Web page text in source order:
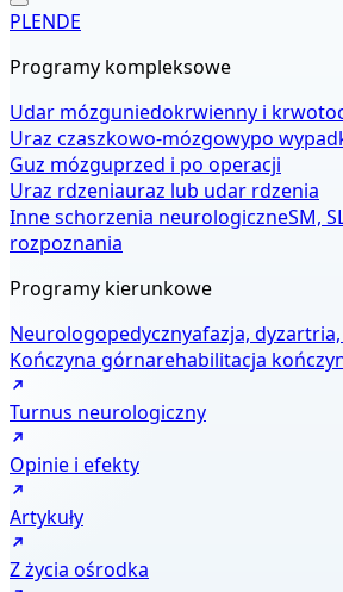
PLENDE
Programy kompleksowe
Udar mózguniedokrwienny i
Uraz czaszkowo-mózgowypo
Guz mózguprzed i po operacji
Uraz rdzeniauraz lub udar rdzenia
Inne schorzenia neurologiczneSM,
rozpoznania
Programy kierunkowe
Neurologopedycznyafazja,
Kończyna górnarehabilitacja
Turnus neurologiczny
Opinie i efekty
Artykuły
Z życia ośrodka